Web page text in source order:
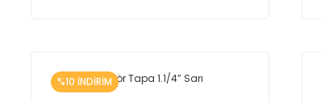
%10 İNDİRİM